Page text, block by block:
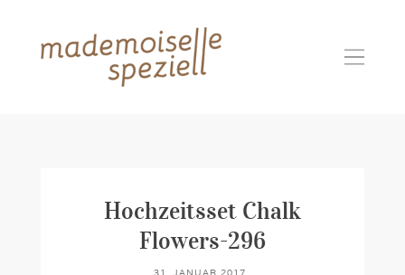
Hochzeitsset Chalk
Flowers-296